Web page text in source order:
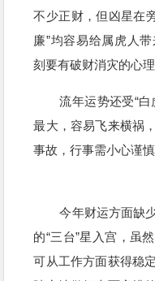
不少正财，但凶星在
廉”均容易给属虎人
刻要有破财消灾的心理
流年运势还受“
最大，容易飞来横祸
事故，行事需小心谨慎
今年财运方面缺
的“三台”星入宫，虽
可从工作方面获得稳